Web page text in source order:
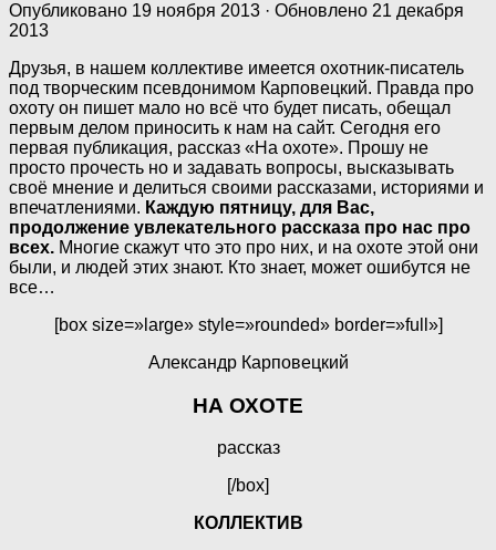
Опубликовано 19 ноября 2013 · Обновлено 21 декабря
2013
Друзья, в нашем коллективе имеется охотник-писатель
под творческим псевдонимом Карповецкий. Правда про
охоту он пишет мало но всё что будет писать, обещал
первым делом приносить к нам на сайт. Сегодня его
первая публикация, рассказ «На охоте». Прошу не
просто прочесть но и задавать вопросы, высказывать
своё мнение и делиться своими рассказами, историями и
впечатлениями. Каждую пятницу, для Вас,
продолжение увлекательного рассказа про нас про
всех. Многие скажут что это про них, и на охоте этой они
были, и людей этих знают. Кто знает, может ошибутся не
все…
[box size=»large» style=»rounded» border=»full»]
Александр Карповецкий
НА ОХОТЕ
рассказ
[/box]
КОЛЛЕКТИВ